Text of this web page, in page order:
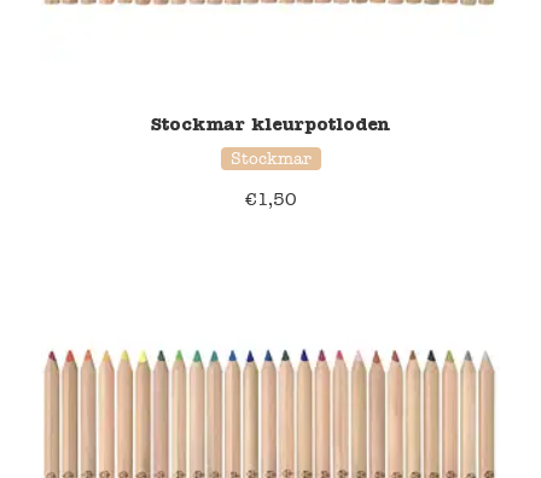
Stockmar kleurpotloden
Stockmar
€1,50